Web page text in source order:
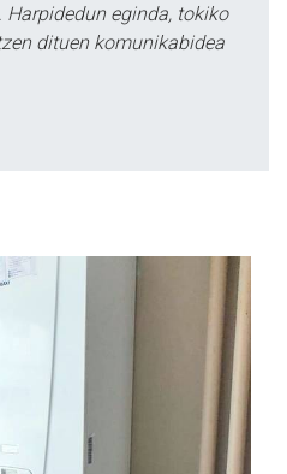
eginda, tokiko
dituen komunikabidea